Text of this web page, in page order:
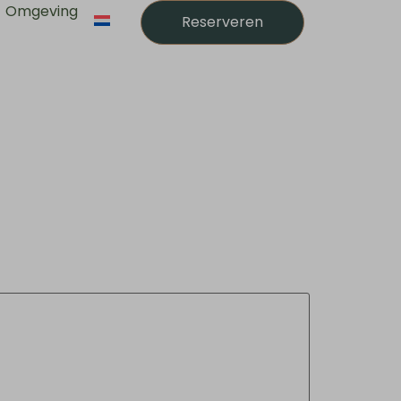
Omgeving
Reserveren